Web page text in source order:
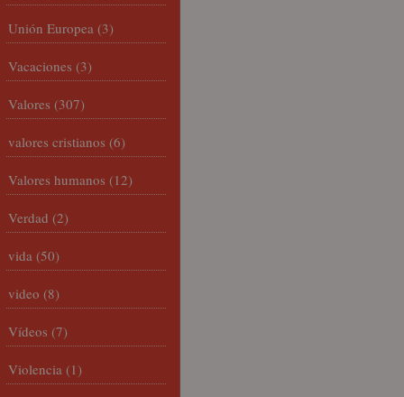
Unión Europea (3)
Vacaciones (3)
Valores (307)
valores cristianos (6)
Valores humanos (12)
Verdad (2)
vida (50)
video (8)
Vídeos (7)
Violencia (1)